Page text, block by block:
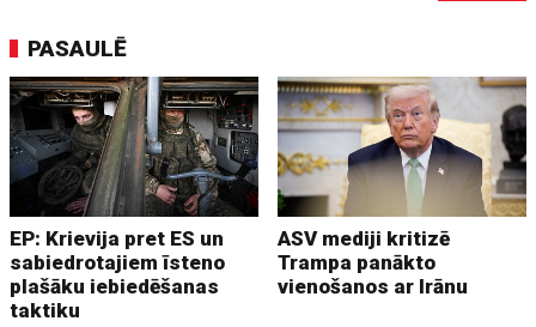
PASAULĒ
EP: Krievija pret ES un
sabiedrotajiem īsteno
plašāku iebiedēšanas
taktiku
ASV mediji kritizē
Trampa panākto
vienošanos ar Irānu